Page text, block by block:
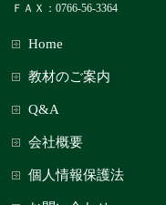
ＦＡＸ：0766-56-3364
Home
教材のご案内
Q&A
会社概要
個人情報保護法